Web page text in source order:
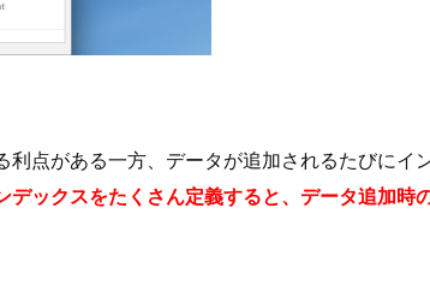
点がある一方、データが追加されるたびにイ
ックスをたくさん定義すると、データ追加時